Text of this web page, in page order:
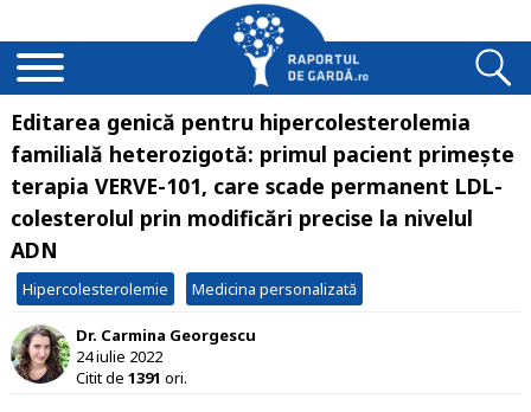
Editarea genică pentru hipercolesterolemia
familială heterozigotă: primul pacient primește
terapia VERVE-101, care scade permanent LDL-
colesterolul prin modificări precise la nivelul
ADN
Hipercolesterolemie Medicina personalizată
Dr. Carmina Georgescu
24 iulie 2022
Citit de 1391 ori.